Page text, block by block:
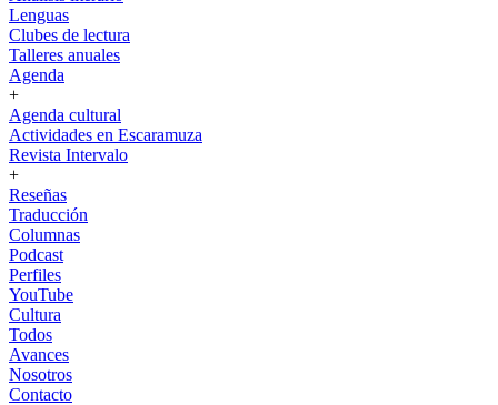
Lenguas
Clubes de lectura
Talleres anuales
Agenda
+
Agenda cultural
Actividades en Escaramuza
Revista Intervalo
+
Reseñas
Traducción
Columnas
Podcast
Perfiles
YouTube
Cultura
Todos
Avances
Nosotros
Contacto